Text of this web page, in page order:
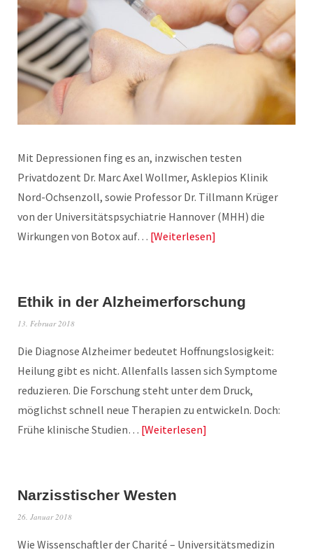
Mit Depressionen fing es an, inzwischen testen
Privatdozent Dr. Marc Axel Wollmer, Asklepios Klinik
Nord-Ochsenzoll, sowie Professor Dr. Tillmann Krüger
von der Universitätspsychiatrie Hannover (MHH) die
Wirkungen von Botox auf… Weiterlesen
Ethik in der Alzheimerforschung
13. Februar 2018
Die Diagnose Alzheimer bedeutet Hoffnungslosigkeit:
Heilung gibt es nicht. Allenfalls lassen sich Symptome
reduzieren. Die Forschung steht unter dem Druck,
möglichst schnell neue Therapien zu entwickeln. Doch:
Frühe klinische Studien… Weiterlesen
Narzisstischer Westen
26. Januar 2018
Wie Wissenschaftler der Charité – Universitätsmedizin